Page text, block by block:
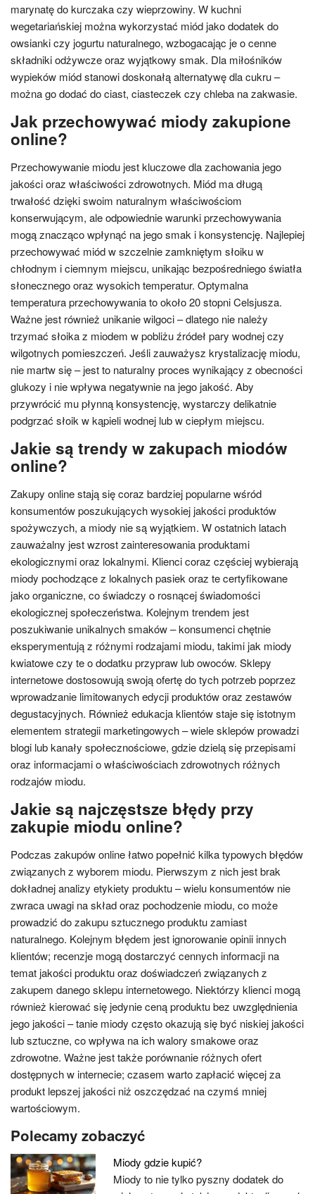
marynatę do kurczaka czy wieprzowiny. W kuchni
wegetariańskiej można wykorzystać miód jako dodatek do
owsianki czy jogurtu naturalnego, wzbogacając je o cenne
składniki odżywcze oraz wyjątkowy smak. Dla miłośników
wypieków miód stanowi doskonałą alternatywę dla cukru –
można go dodać do ciast, ciasteczek czy chleba na zakwasie.
Jak przechowywać miody zakupione
online?
Przechowywanie miodu jest kluczowe dla zachowania jego
jakości oraz właściwości zdrowotnych. Miód ma długą
trwałość dzięki swoim naturalnym właściwościom
konserwującym, ale odpowiednie warunki przechowywania
mogą znacząco wpłynąć na jego smak i konsystencję. Najlepiej
przechowywać miód w szczelnie zamkniętym słoiku w
chłodnym i ciemnym miejscu, unikając bezpośredniego światła
słonecznego oraz wysokich temperatur. Optymalna
temperatura przechowywania to około 20 stopni Celsjusza.
Ważne jest również unikanie wilgoci – dlatego nie należy
trzymać słoika z miodem w pobliżu źródeł pary wodnej czy
wilgotnych pomieszczeń. Jeśli zauważysz krystalizację miodu,
nie martw się – jest to naturalny proces wynikający z obecności
glukozy i nie wpływa negatywnie na jego jakość. Aby
przywrócić mu płynną konsystencję, wystarczy delikatnie
podgrzać słoik w kąpieli wodnej lub w ciepłym miejscu.
Jakie są trendy w zakupach miodów
online?
Zakupy online stają się coraz bardziej popularne wśród
konsumentów poszukujących wysokiej jakości produktów
spożywczych, a miody nie są wyjątkiem. W ostatnich latach
zauważalny jest wzrost zainteresowania produktami
ekologicznymi oraz lokalnymi. Klienci coraz częściej wybierają
miody pochodzące z lokalnych pasiek oraz te certyfikowane
jako organiczne, co świadczy o rosnącej świadomości
ekologicznej społeczeństwa. Kolejnym trendem jest
poszukiwanie unikalnych smaków – konsumenci chętnie
eksperymentują z różnymi rodzajami miodu, takimi jak miody
kwiatowe czy te o dodatku przypraw lub owoców. Sklepy
internetowe dostosowują swoją ofertę do tych potrzeb poprzez
wprowadzanie limitowanych edycji produktów oraz zestawów
degustacyjnych. Również edukacja klientów staje się istotnym
elementem strategii marketingowych – wiele sklepów prowadzi
blogi lub kanały społecznościowe, gdzie dzielą się przepisami
oraz informacjami o właściwościach zdrowotnych różnych
rodzajów miodu.
Jakie są najczęstsze błędy przy
zakupie miodu online?
Podczas zakupów online łatwo popełnić kilka typowych błędów
związanych z wyborem miodu. Pierwszym z nich jest brak
dokładnej analizy etykiety produktu – wielu konsumentów nie
zwraca uwagi na skład oraz pochodzenie miodu, co może
prowadzić do zakupu sztucznego produktu zamiast
naturalnego. Kolejnym błędem jest ignorowanie opinii innych
klientów; recenzje mogą dostarczyć cennych informacji na
temat jakości produktu oraz doświadczeń związanych z
zakupem danego sklepu internetowego. Niektórzy klienci mogą
również kierować się jedynie ceną produktu bez uwzględnienia
jego jakości – tanie miody często okazują się być niskiej jakości
lub sztuczne, co wpływa na ich walory smakowe oraz
zdrowotne. Ważne jest także porównanie różnych ofert
dostępnych w internecie; czasem warto zapłacić więcej za
produkt lepszej jakości niż oszczędzać na czymś mniej
wartościowym.
Polecamy zobaczyć
Miody gdzie kupić?
Miody to nie tylko pyszny dodatek do